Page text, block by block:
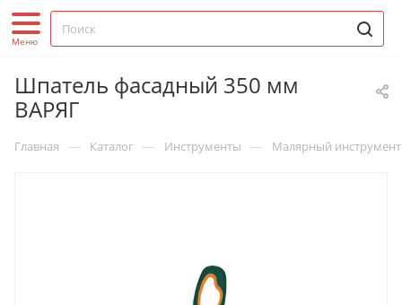
Шпатель фасадный 350 мм
ВАРЯГ
Главная — Каталог — Инструменты — Малярный инструмент